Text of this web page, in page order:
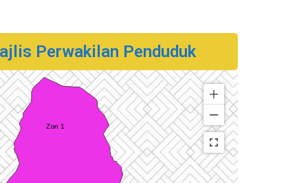
Perwakilan Penduduk